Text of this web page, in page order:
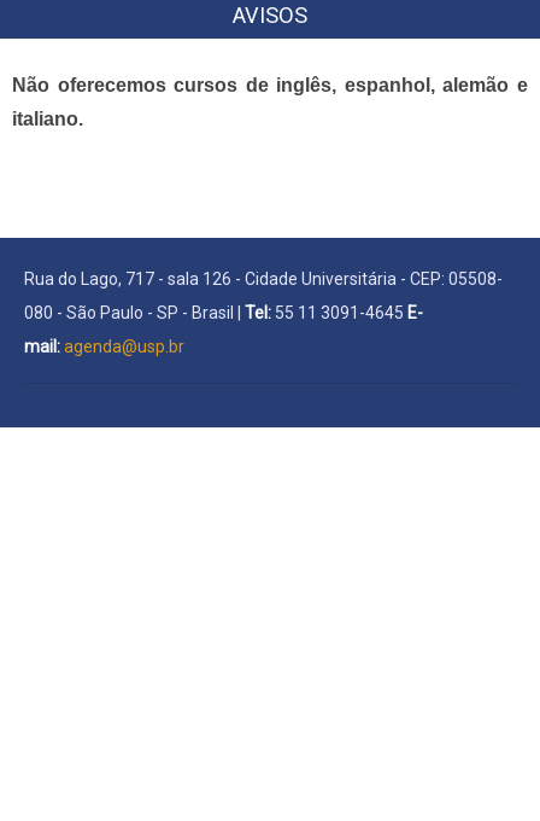
AVISOS
Não oferecemos cursos de inglês, espanhol, alemão e
italiano.
Rua do Lago, 717 - sala 126 - Cidade Universitária - CEP: 05508-
080 - São Paulo - SP - Brasil | Tel: 55 11 3091-4645 E-
mail:agenda@usp.br